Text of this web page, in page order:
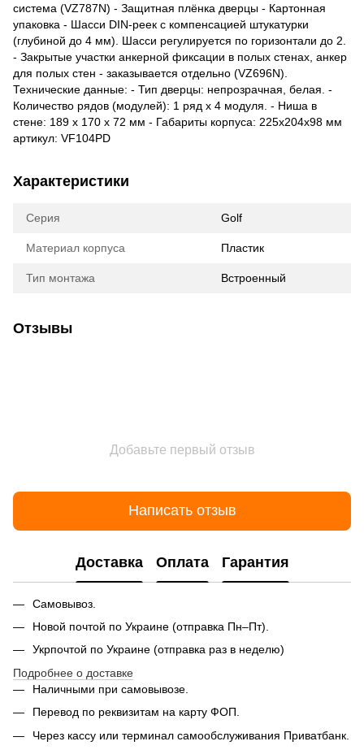
система (VZ787N) - Защитная плёнка дверцы - Картонная
упаковка - Шасси DIN-реек с компенсацией штукатурки
(глубиной до 4 мм). Шасси регулируется по горизонтали до 2.
- Закрытые участки анкерной фиксации в полых стенах, анкер
для полых стен - заказывается отдельно (VZ696N).
Технические данные: - Тип дверцы: непрозрачная, белая. -
Количество рядов (модулей): 1 ряд x 4 модуля. - Ниша в
стене: 189 x 170 x 72 мм - Габариты корпуса: 225х204х98 мм
артикул: VF104PD
Характеристики
Серия Golf
Материал корпуса Пластик
Тип монтажа Встроенный
Отзывы
Добавьте первый отзыв
Написать отзыв
Доставка Оплата Гарантия
Самовывоз.
Новой почтой по Украине (отправка Пн–Пт).
Укрпочтой по Украине (отправка раз в неделю)
Подробнее о доставке
Наличными при самовывозе.
Перевод по реквизитам на карту ФОП.
Через кассу или терминал самообслуживания Приватбанк.